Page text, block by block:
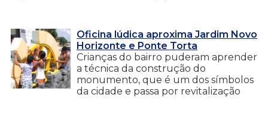
Oficina lúdica aproxima Jardim Novo
Horizonte e Ponte Torta
Crianças do bairro puderam aprender
a técnica da construção do
monumento, que é um dos símbolos
da cidade e passa por revitalização